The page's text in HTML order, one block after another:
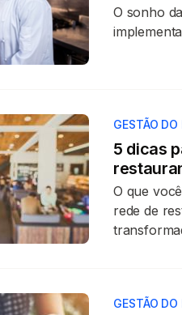
O sonho
GESTÃO DO
5 dicas
O que
rede de
GESTÃO DO